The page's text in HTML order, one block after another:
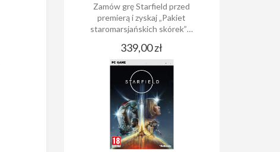
Zamów grę Starfield przed
premierą i zyskaj „Pakiet
staromarsjańskich skórek”…
339,00 zł